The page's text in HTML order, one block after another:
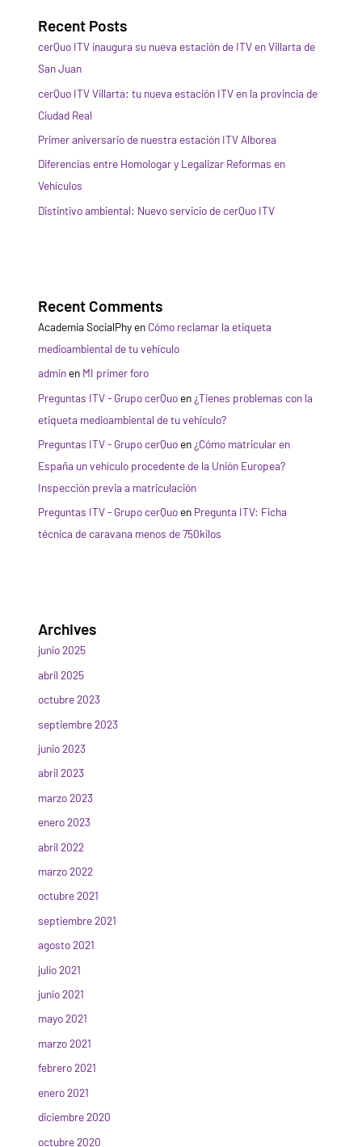
Recent Posts
cerQuo ITV inaugura su nueva estación de ITV en Villarta de
San Juan
cerQuo ITV Villarta: tu nueva estación ITV en la provincia de
Ciudad Real
Primer aniversario de nuestra estación ITV Alborea
Diferencias entre Homologar y Legalizar Reformas en
Vehículos
Distintivo ambiental: Nuevo servicio de cerQuo ITV
Recent Comments
Academia SocialPhyen Cómo reclamar la etiqueta
medioambiental de tu vehículo
adminen MI primer foro
Preguntas ITV - Grupo cerQuoen ¿Tienes problemas con la
etiqueta medioambiental de tu vehículo?
Preguntas ITV - Grupo cerQuoen ¿Cómo matricular en
España un vehículo procedente de la Unión Europea?
Inspección previa a matriculación
Preguntas ITV - Grupo cerQuoen Pregunta ITV: Ficha
técnica de caravana menos de 750kilos
Archives
junio 2025
abril 2025
octubre 2023
septiembre 2023
junio 2023
abril 2023
marzo 2023
enero 2023
abril 2022
marzo 2022
octubre 2021
septiembre 2021
agosto 2021
julio 2021
junio 2021
mayo 2021
marzo 2021
febrero 2021
enero 2021
diciembre 2020
octubre 2020